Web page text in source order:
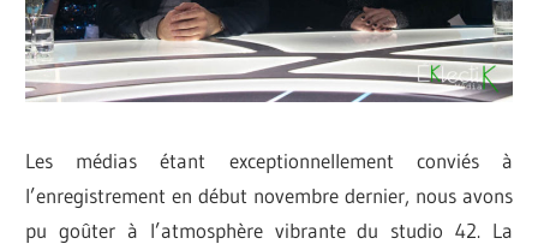
Les médias étant exceptionnellement conviés à
l’enregistrement en début novembre dernier, nous avons
pu goûter à l’atmosphère vibrante du studio 42. La